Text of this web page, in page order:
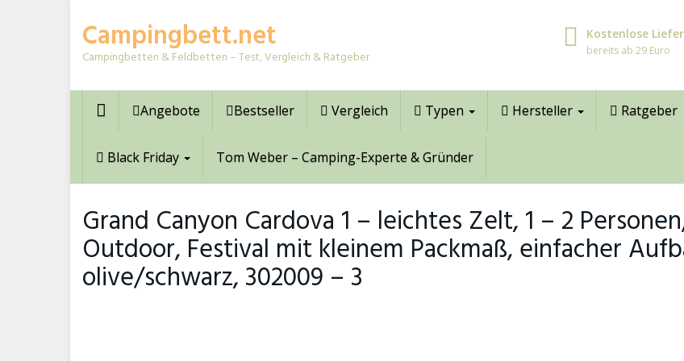
Campingbett.net
Campingbetten & Feldbetten – Test, Vergleich & Ratgeber
Kostenlose
bereits ab 29 Euro
Angebote Bestseller Vergleich Typen Hersteller Ratgeber
Black Friday Tom Weber – Camping-Experte & Gründer
Grand Canyon Cardova 1 – leichtes Zelt, 1 – 2
Outdoor, Festival mit kleinem Packmaß, einfacher
olive/schwarz, 302009 – 3